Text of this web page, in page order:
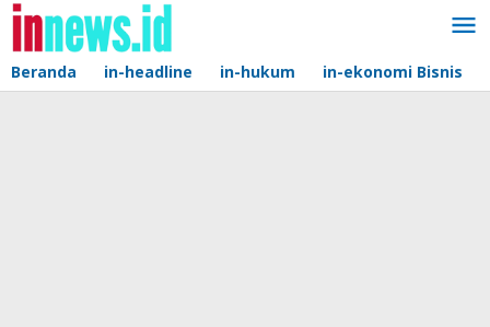
Lewati
konten
Beranda in-headline in-hukum in-ekonomi Bisnis